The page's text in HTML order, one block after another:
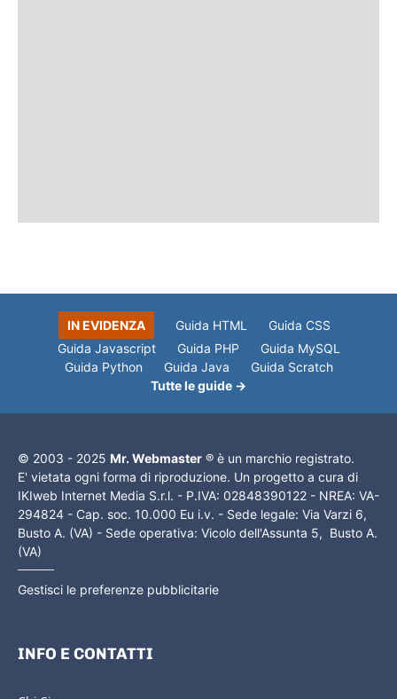
IN EVIDENZA Guida HTML
Guida CSS
Guida Javascript
Guida PHP
Guida MySQL
Guida Python
Guida Java
Guida Scratch
Tutte le guide →
© 2003 - 2025 Mr. Webmaster ® è un marchio registrato.
E' vietata ogni forma di riproduzione. Un progetto a cura di
IKIweb Internet Media S.r.l. - P.IVA: 02848390122 - NREA: VA-
294824 - Cap. soc. 10.000 Eu i.v. - Sede legale: Via Varzi 6,
Busto A. (VA) - Sede operativa: Vicolo dell'Assunta 5, Busto A.
(VA)
Gestisci le preferenze pubblicitarie
INFO E CONTATTI